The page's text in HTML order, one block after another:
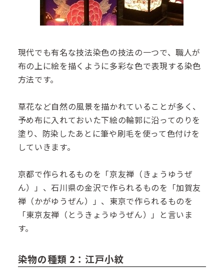
現代でも有名な技法染色の技法の一つで、職人が
布の上に絵を描くように多彩な色で表現する染色
方法です。
草花など自然の風景を描かれていることが多く、
予め布に入れておいた下絵の輪郭に沿ってのりを
塗り、防染したあとに筆や刷毛を使って色付けを
していきます。
京都で作られるものを「京友禅（きょうゆうぜ
ん）」、石川県の金沢で作られるものを「加賀友
禅（かがゆうぜん）」、東京で作られるものを
「東京友禅（とうきょうゆうぜん）」と言いま
す。
染物の種類 2：江戸小紋